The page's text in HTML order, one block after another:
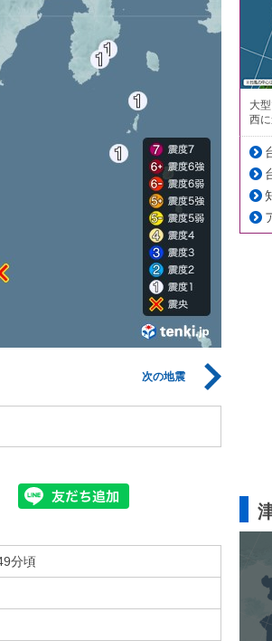
次の地震
分頃
大
西